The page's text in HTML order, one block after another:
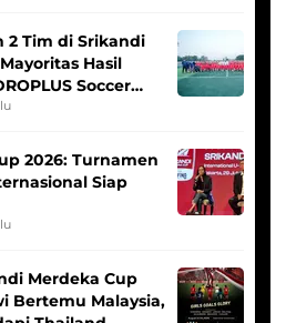
2 Tim di Srikandi
Hasil
Soccer
2026: Turnamen
Siap
Merdeka Cup
Bertemu Malaysia,